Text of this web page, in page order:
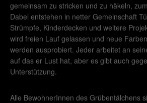
gemeinsam zu stricken und zu häkeln,
Dabei entstehen in netter Gemeinschaft
Strümpfe, Kinderdecken und weitere
wird freien Lauf gelassen und neue
werden ausprobiert. Jeder arbeitet an
auf das er Lust hat, aber es gibt auch
Unterstützung.
Alle BewohnerInnen des Grübentälchens